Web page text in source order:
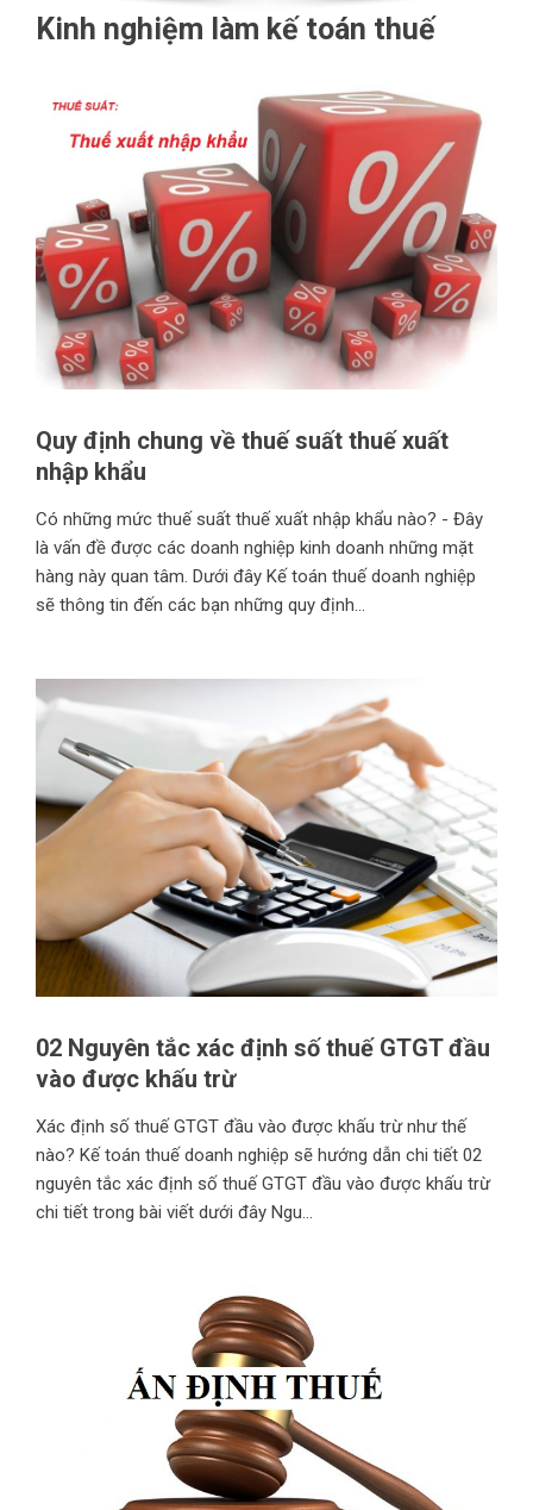
Kinh nghiệm làm kế toán thuế
Quy định chung về thuế suất thuế xuất
nhập khẩu
Có những mức thuế suất thuế xuất nhập khẩu nào? - Đây
là vấn đề được các doanh nghiệp kinh doanh những mặt
hàng này quan tâm. Dưới đây Kế toán thuế doanh nghiệp
sẽ thông tin đến các bạn những quy định...
02 Nguyên tắc xác định số thuế GTGT đầu
vào được khấu trừ
Xác định số thuế GTGT đầu vào được khấu trừ như thế
nào? Kế toán thuế doanh nghiệp sẽ hướng dẫn chi tiết 02
nguyên tắc xác định số thuế GTGT đầu vào được khấu trừ
chi tiết trong bài viết dưới đây Ngu...